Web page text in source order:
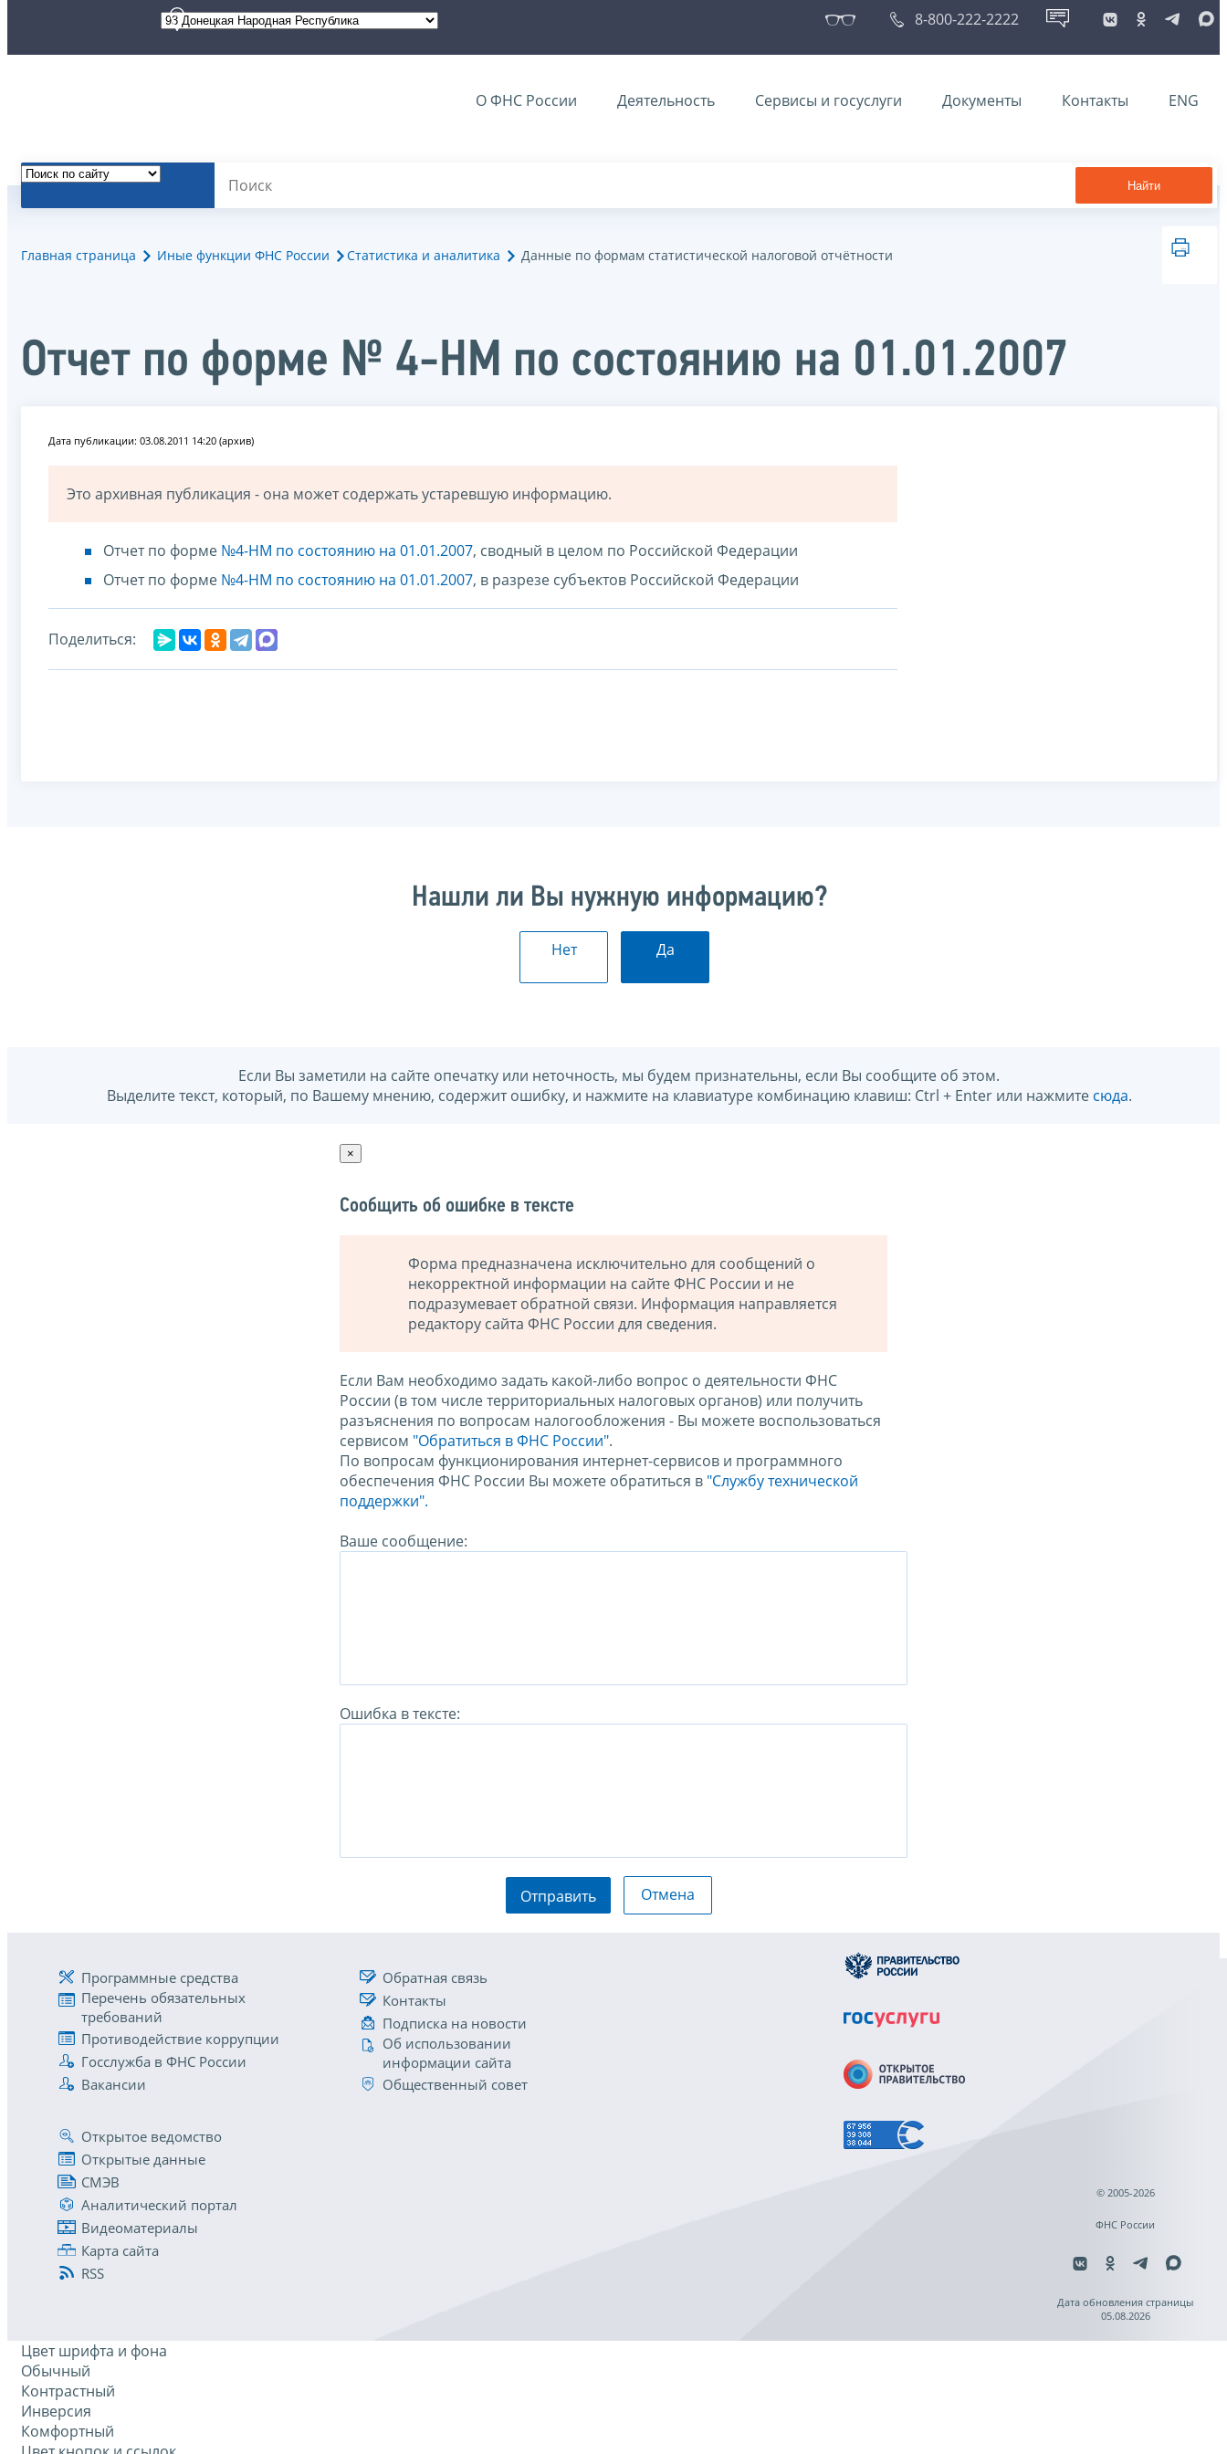
8-800-222-2222
О ФНС России Деятельность Сервисы и госуслуги Документы Контакты ENG
Найти
Главная страница Иные функции ФНС России Статистика и аналитика Данные по формам статистической налоговой отчётности
Отчет по форме № 4-НМ по состоянию на 01.01.2007
Дата публикации: 03.08.2011 14:20 (архив)
Это архивная публикация - она может содержать устаревшую информацию.
Отчет по форме №4-НМ по состоянию на 01.01.2007, сводный в целом по Российской Федерации
Отчет по форме №4-НМ по состоянию на 01.01.2007, в разрезе субъектов Российской Федерации
Поделиться:
Нашли ли Вы нужную информацию?
Нет Да
Если Вы заметили на сайте опечатку или неточность, мы будем признательны, если Вы сообщите об этом.
Выделите текст, который, по Вашему мнению, содержит ошибку, и нажмите на клавиатуре комбинацию клавиш: Ctrl + Enter или нажмите сюда.
×
Сообщить об ошибке в тексте
Форма предназначена исключительно для сообщений о
некорректной информации на сайте ФНС России и не
подразумевает обратной связи. Информация направляется
редактору сайта ФНС России для сведения.
Если Вам необходимо задать какой-либо вопрос о деятельности ФНС
России (в том числе территориальных налоговых органов) или получить
разъяснения по вопросам налогообложения - Вы можете воспользоваться
сервисом "Обратиться в ФНС России".
По вопросам функционирования интернет-сервисов и программного
обеспечения ФНС России Вы можете обратиться в "Службу технической
поддержки".
Ваше сообщение:
Ошибка в тексте:
Отправить Отмена
Программные средства
Перечень обязательных
требований
Противодействие коррупции
Госслужба в ФНС России
Вакансии
Обратная связь
Контакты
Подписка на новости
Об использовании
информации сайта
Общественный совет
Открытое ведомство
Открытые данные
СМЭВ
Аналитический портал
Видеоматериалы
Карта сайта
RSS
© 2005-2026
ФНС России
Дата обновления страницы
05.08.2026
Цвет шрифта и фона
Обычный
Контрастный
Инверсия
Комфортный